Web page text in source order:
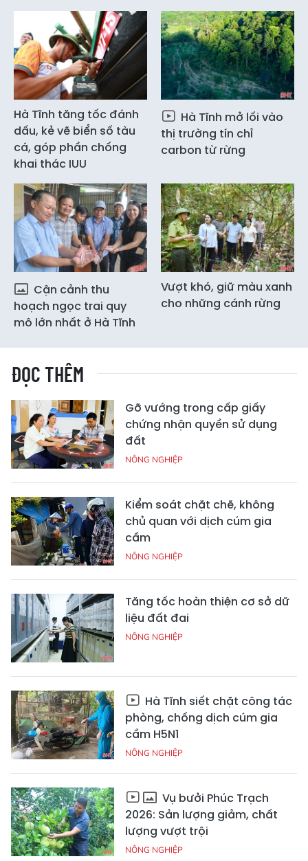
Hà Tĩnh tăng tốc đánh
dấu, kẻ vẽ biển số tàu
cá, góp phần chống
khai thác IUU
Hà Tĩnh mở lối vào
thị trường tín chỉ
carbon từ rừng
Cận cảnh thu
hoạch ngọc trai quy
mô lớn nhất ở Hà Tĩnh
Vượt khó, giữ màu xanh
cho những cánh rừng
ĐỌC THÊM
Gỡ vướng trong cấp giấy
chứng nhận quyền sử dụng
đất
NÔNG NGHIỆP
Kiểm soát chặt chẽ, không
chủ quan với dịch cúm gia
cầm
NÔNG NGHIỆP
Tăng tốc hoàn thiện cơ sở dữ
liệu đất đai
NÔNG NGHIỆP
Hà Tĩnh siết chặt công tác
phòng, chống dịch cúm gia
cầm H5N1
NÔNG NGHIỆP
Vụ bưởi Phúc Trạch
2026: Sản lượng giảm, chất
lượng vượt trội
NÔNG NGHIỆP